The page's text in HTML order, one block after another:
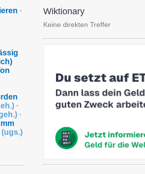
·
) ·
) ·
(ugs.)
Wiktionary
Keine direkten Treffer